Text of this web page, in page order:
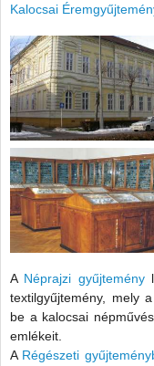
Kalocsai
A Néprajzi gyűjtemény
textilgyűjtemény, mely
be a kalocsai
emlékeit.
A Régészeti